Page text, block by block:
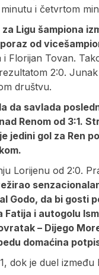
i četvrtom
Ligu šampiona
od
Florijan Tovan.
2:0.
društvu.
da savlada
Renom od 3:1.
jedini gol za Ren
Lorijenu od 2:0.
Godo, da bi gosti
i autogolu
– Dijego
domaćina
dok je duel